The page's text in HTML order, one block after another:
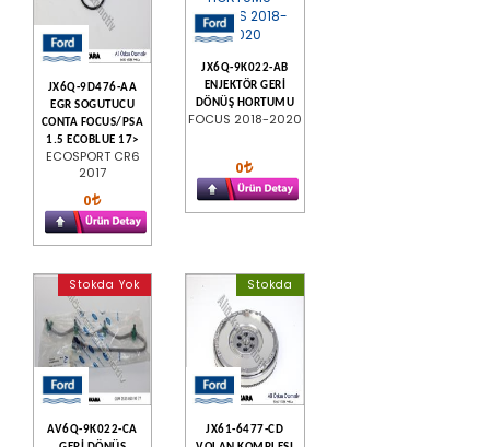
JX6Q-9D476-AA
EGR SOGUTUCU
CONTA FOCUS/PSA
1.5 ECOBLUE 17>
ECOSPORT CR6
2017
0
JX6Q-9K022-AB
ENJEKTÖR GERİ
DÖNÜŞ HORTUMU
FOCUS 2018-2020
0
Stokda Yok
AV6Q-9K022-CA
Stokda
JX61-6477-CD